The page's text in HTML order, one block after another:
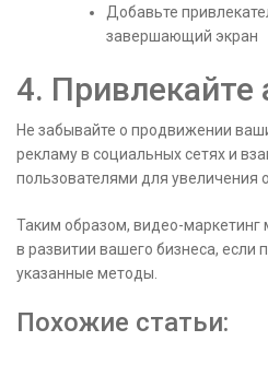
Добавьте
завершающий экран
4. Привлекайте
Не забывайте о продвижении
рекламу в социальных сетях и
пользователями для увеличения
Таким образом, видео-
в развитии вашего бизнеса, если
указанные методы.
Похожие статьи: